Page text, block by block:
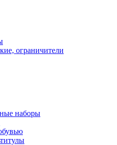
ограничители
наборы